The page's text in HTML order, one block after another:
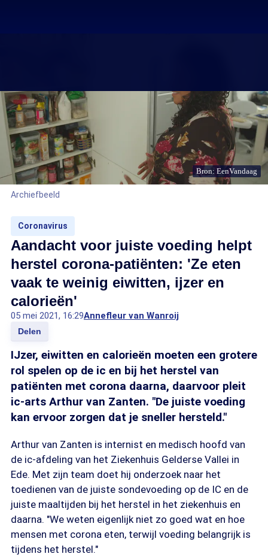
Bron: EenVandaag
Archiefbeeld
Coronavirus
Aandacht voor juiste voeding helpt
herstel corona-patiënten: 'Ze eten
vaak te weinig eiwitten, ijzer en
calorieën'
05 mei 2021, 16:29Annefleur van Wanroij
Delen
IJzer, eiwitten en calorieën moeten een grotere
rol spelen op de ic en bij het herstel van
patiënten met corona daarna, daarvoor pleit
ic-arts Arthur van Zanten. "De juiste voeding
kan ervoor zorgen dat je sneller hersteld."
Arthur van Zanten is internist en medisch hoofd van
de ic-afdeling van het Ziekenhuis Gelderse Vallei in
Ede. Met zijn team doet hij onderzoek naar het
toedienen van de juiste sondevoeding op de IC en de
juiste maaltijden bij het herstel in het ziekenhuis en
daarna. "We weten eigenlijk niet zo goed wat en hoe
mensen met corona eten, terwijl voeding belangrijk is
tijdens het herstel."